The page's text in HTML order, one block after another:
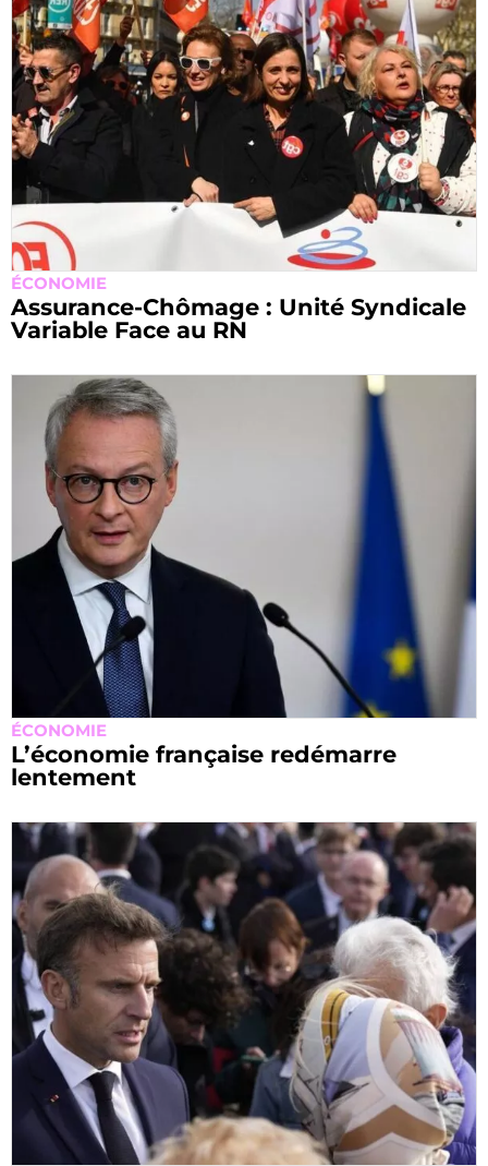
ÉCONOMIE
Assurance-Chômage : Unité Syndicale
Variable Face au RN
ÉCONOMIE
L’économie française redémarre
lentement